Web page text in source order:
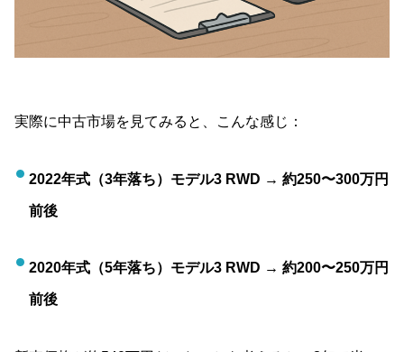
実際に中古市場を見てみると、こんな感じ：
2022年式（3年落ち）モデル3 RWD → 約250〜300万円
前後
2020年式（5年落ち）モデル3 RWD → 約200〜250万円
前後